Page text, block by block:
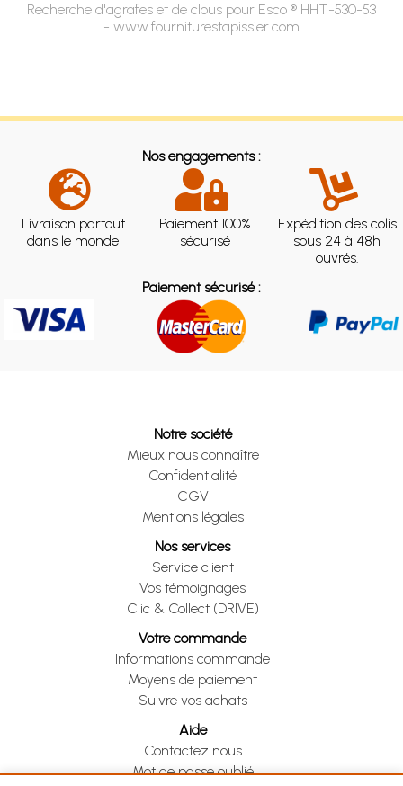
Recherche d'agrafes et de clous pour Esco ® HHT-530-53
- www.fourniturestapissier.com
Nos engagements :
Livraison partout
dans le monde
Paiement 100%
sécurisé
Expédition des colis
sous 24 à 48h
ouvrés.
Paiement sécurisé :
Notre société
Mieux nous connaître
Confidentialité
CGV
Mentions légales
Nos services
Service client
Vos témoignages
Clic & Collect (DRIVE)
Votre commande
Informations commande
Moyens de paiement
Suivre vos achats
Aide
Contactez nous
Mot de passe oublié